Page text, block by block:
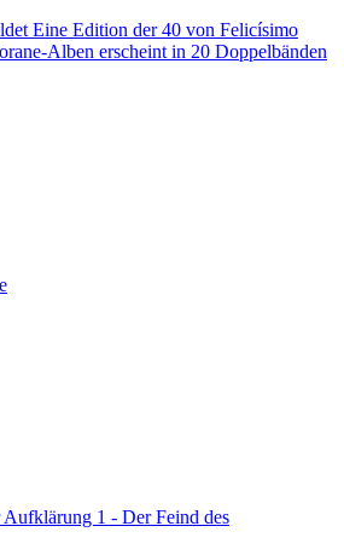
Eine Edition der 40 von Felicísimo
Alben erscheint in 20 Doppelbänden
1 - Der Feind des